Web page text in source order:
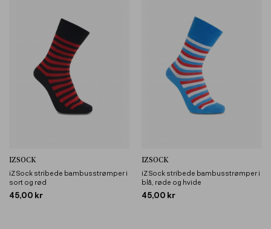
IZSOCK
iZ Sock stribede bambusstrømper i
sort og rød
45,00 kr
IZSOCK
iZ Sock stribede bambusstrømper i
blå, røde og hvide
45,00 kr